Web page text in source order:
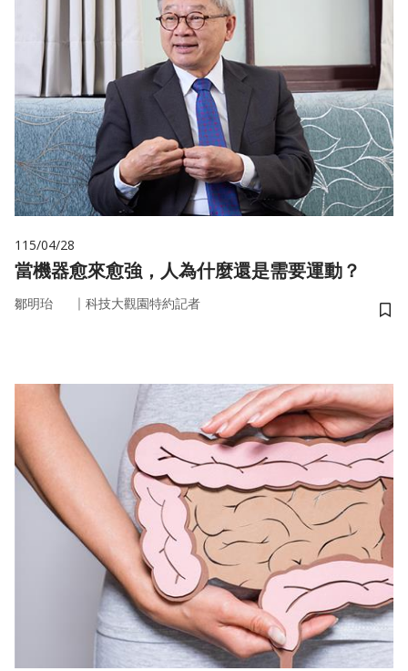
115/04/28
當機器愈來愈強，人為什麼還是需要運動？
鄒明珆 ｜ 科技大觀園特約記者
儲